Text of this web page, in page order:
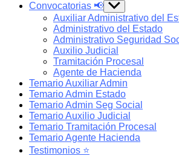
Convocatorias 📢 Show
sub
menu
Auxiliar Administrativo del
Administrativo del Estado
Administrativo Seguridad
Auxilio Judicial
Tramitación Procesal
Agente de Hacienda
Temario Auxiliar Admin
Temario Admin Estado
Temario Admin Seg Social
Temario Auxilio Judicial
Temario Tramitación Procesal
Temario Agente Hacienda
Testimonios ⭐️